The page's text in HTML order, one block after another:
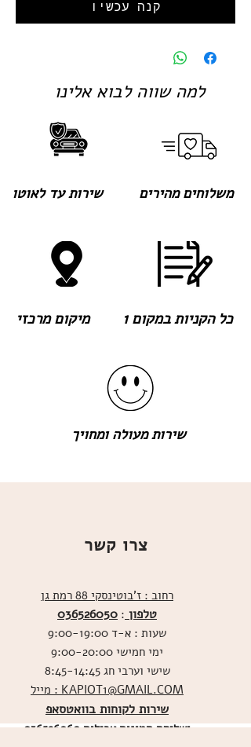
קנה עכשיו
למה שווה לבוא אלינו
שירות עד לאוטו
מיקום מרכזי
משלוחים מהירים
כל הקניות במקום 1
שירות מעולה ומחויך
צרו קשר
רחוב : ז'בוטינסקי 88 רמת גן
טלפון :
036526050
שעות : א-ד 9:00-19:00
ימי חמישי 9:00-20:00
שישי וערבי חג 8:45-14:45
מייל : KAPIOT1@GMAIL.COM
שירות לקוחות בוואטסאפ
ושליחת תמונות אכילות 036526060